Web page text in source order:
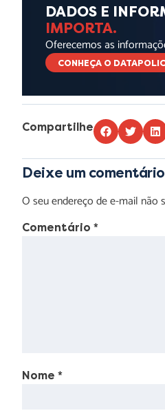
DADOS E
IMPORTA.
Oferecemos as
CONHEÇA O
Compartilhe
Deixe um comentário
O seu endereço de e-mail não
Comentário *
Nome *